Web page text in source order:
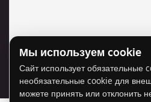
Для отображения карты
использование cookie для
Разрешить
Мы используем cookie
Сайт использует обязательные
необязательные cookie для
можете принять или отклонить